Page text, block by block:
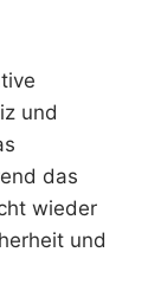
und
das
wieder
und